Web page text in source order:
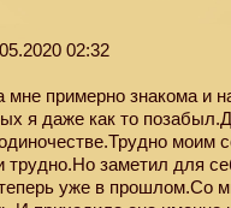
02:32
мне примерно знакома и
я даже как то
моим
трудно.Но заметил для
уже в прошлом.Со